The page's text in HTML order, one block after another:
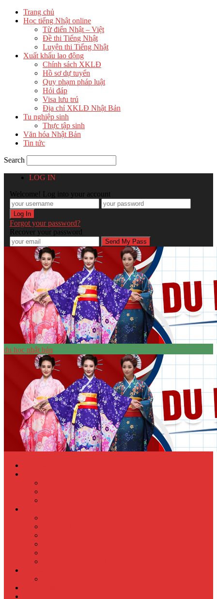
Trang chủ
Học tiếng Nhật online
Từ điển Nhật – Việt
Đề thi Tiếng Nhật
Luyện thi Tiếng Nhật
Xuất khẩu lao động
Chính sách XKLĐ
Hồ sơ dự tuyển
Quy phạm pháp luật
Hỏi đáp
Visa lưu trú
Địa chỉ XKLĐ Nhật Bản
Tu nghiệp sinh
Thực tập sinh
Văn hóa Nhật Bản
Tin tức
Search
LOG IN
Welcome! Log into your account
Forgot your password?
Recover your password
du học nhật bản